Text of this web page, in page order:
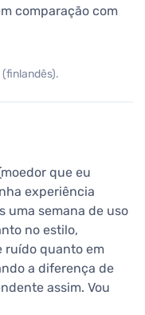
comparação com
que eu
experiência
uma semana de uso
no estilo,
ruído quanto em
a diferença de
assim. Vou